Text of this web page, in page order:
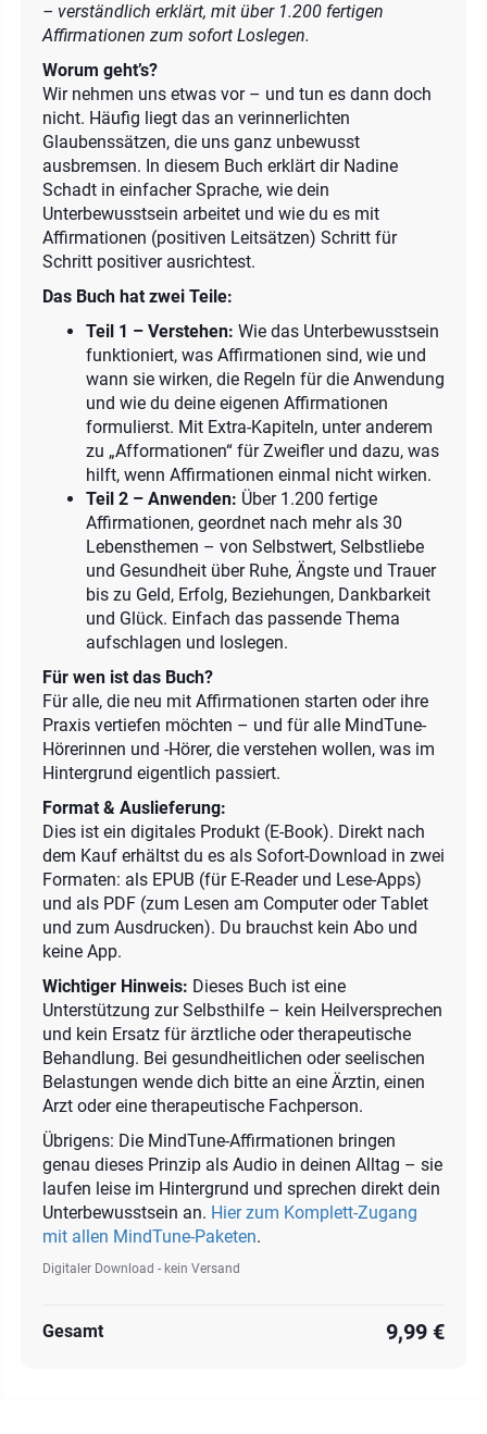
– verständlich erklärt, mit über 1.200 fertigen
Affirmationen zum sofort Loslegen.
Worum geht’s?
Wir nehmen uns etwas vor – und tun es dann doch
nicht. Häufig liegt das an verinnerlichten
Glaubenssätzen, die uns ganz unbewusst
ausbremsen. In diesem Buch erklärt dir Nadine
Schadt in einfacher Sprache, wie dein
Unterbewusstsein arbeitet und wie du es mit
Affirmationen (positiven Leitsätzen) Schritt für
Schritt positiver ausrichtest.
Das Buch hat zwei Teile:
Teil 1 – Verstehen: Wie das Unterbewusstsein
funktioniert, was Affirmationen sind, wie und
wann sie wirken, die Regeln für die Anwendung
und wie du deine eigenen Affirmationen
formulierst. Mit Extra-Kapiteln, unter anderem
zu „Afformationen“ für Zweifler und dazu, was
hilft, wenn Affirmationen einmal nicht wirken.
Teil 2 – Anwenden: Über 1.200 fertige
Affirmationen, geordnet nach mehr als 30
Lebensthemen – von Selbstwert, Selbstliebe
und Gesundheit über Ruhe, Ängste und Trauer
bis zu Geld, Erfolg, Beziehungen, Dankbarkeit
und Glück. Einfach das passende Thema
aufschlagen und loslegen.
Für wen ist das Buch?
Für alle, die neu mit Affirmationen starten oder ihre
Praxis vertiefen möchten – und für alle MindTune-
Hörerinnen und -Hörer, die verstehen wollen, was im
Hintergrund eigentlich passiert.
Format & Auslieferung:
Dies ist ein digitales Produkt (E-Book). Direkt nach
dem Kauf erhältst du es als Sofort-Download in zwei
Formaten: als EPUB (für E-Reader und Lese-Apps)
und als PDF (zum Lesen am Computer oder Tablet
und zum Ausdrucken). Du brauchst kein Abo und
keine App.
Wichtiger Hinweis: Dieses Buch ist eine
Unterstützung zur Selbsthilfe – kein Heilversprechen
und kein Ersatz für ärztliche oder therapeutische
Behandlung. Bei gesundheitlichen oder seelischen
Belastungen wende dich bitte an eine Ärztin, einen
Arzt oder eine therapeutische Fachperson.
Übrigens: Die MindTune-Affirmationen bringen
genau dieses Prinzip als Audio in deinen Alltag – sie
laufen leise im Hintergrund und sprechen direkt dein
Unterbewusstsein an. Hier zum Komplett-Zugang
mit allen MindTune-Paketen.
Digitaler Download - kein Versand
Gesamt 9,99 €